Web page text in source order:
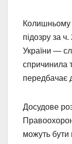
Колишньому
підозру за
України —
спричинила
передбачає
Досудове
можуть бути